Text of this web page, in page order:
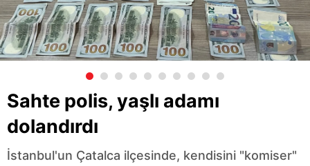
Sahte polis, yaşlı adamı
dolandırdı
İstanbul'un Çatalca ilçesinde, kendisini "komiser"